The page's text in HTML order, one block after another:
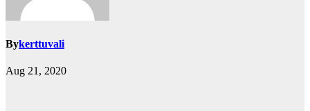
Bykerttuvali
Aug 21, 2020